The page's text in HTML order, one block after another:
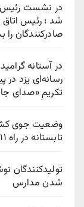
در نشست رئیس
شد ؛ رئیس اتاق
صادرکنندگان
در آستانه
رسانه‌ای یزد در
تکریمِ «صدای
تابستانه در راه ۱۱ استان
تولیدکنندگان
شدن مدارس